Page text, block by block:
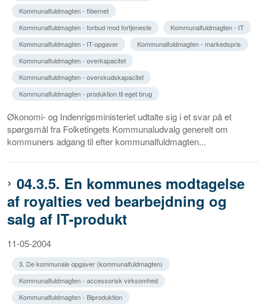
Kommunalfuldmagten - fibernet
Kommunalfuldmagten - forbud mod fortjeneste
Kommunalfuldmagten - IT
Kommunalfuldmagten - IT-opgaver
Kommunalfuldmagten - markedspris
Kommunalfuldmagten - overkapacitet
Kommunalfuldmagten - overskudskapacitet
Kommunalfuldmagten - produktion til eget brug
Økonomi- og Indenrigsministeriet udtalte sig i et svar på et
spørgsmål fra Folketingets Kommunaludvalg generelt om
kommuners adgang til efter kommunalfuldmagten...
04.3.5. En kommunes modtagelse
af royalties ved bearbejdning og
salg af IT-produkt
11-05-2004
3. De kommunale opgaver (kommunalfuldmagten)
Kommunalfuldmagten - accessorisk virksomhed
Kommunalfuldmagten - Biproduktion